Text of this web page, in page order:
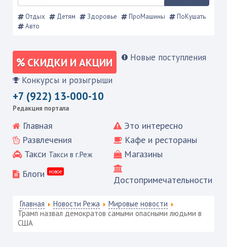
Отдых Детям Здоровье ПроМашины
ПоКушать
Авто
СКИДКИ И АКЦИИ Новые поступления
Конкурсы и розыгрыши
+7 (922) 13-000-10
Редакция портала
Главная
Это интересно
Развлечения
Кафе и рестораны
Такси Такси в г.Реж
Магазины
Блоги
новое
Достопримечательности
Главная Новости Режа
Мировые новости
Трамп назвал демократов самыми опасными людьми в
США